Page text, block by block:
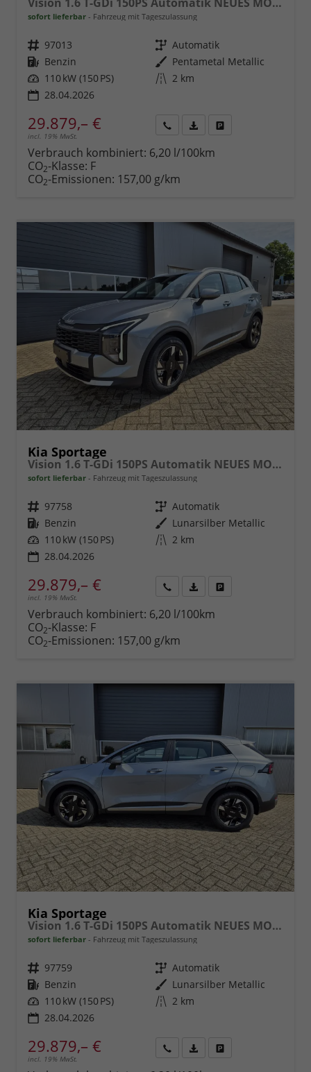
sofort lieferbar Fahrzeug mit Tageszulassung
Fahrzeugnr. 97013 Getriebe Automatik
Kraftstoff Benzin Außenfarbe Pentametal Metallic
Leistung 110 kW (150 PS) Kilometerstand 2 km
28.04.2026
29.879,– €
incl. 19% MwSt.
anfordern
Datei,
Verbrauch kombiniert: 6,20 l/100km
CO2-Klasse: F
CO2-Emissionen: 157,00 g/km
Kia Sportage
Vision 1.6 T-GDi 150PS Automatik NEUES MODELL MY26 FACELIFT Sitzheizung Lenkradheizung Klimaautomatik Navi Bluetooth Touchscreen Apple CarPlay Android Auto PDC v+h 17"LM Rückf.Kamera ACC 2x Keyless
sofort lieferbar Fahrzeug mit Tageszulassung
Fahrzeugnr. 97758 Getriebe Automatik
Kraftstoff Benzin Außenfarbe Lunarsilber Metallic
Leistung 110 kW (150 PS) Kilometerstand 2 km
28.04.2026
29.879,– €
incl. 19% MwSt.
anfordern
Datei,
Verbrauch kombiniert: 6,20 l/100km
CO2-Klasse: F
CO2-Emissionen: 157,00 g/km
Kia Sportage
Vision 1.6 T-GDi 150PS Automatik NEUES MODELL MY26 FACELIFT Sitzheizung Lenkradheizung Klimaautomatik Navi Bluetooth Touchscreen Apple CarPlay Android Auto PDC v+h 17"LM Rückf.Kamera ACC 2x Keyless
sofort lieferbar Fahrzeug mit Tageszulassung
Fahrzeugnr. 97759 Getriebe Automatik
Kraftstoff Benzin Außenfarbe Lunarsilber Metallic
Leistung 110 kW (150 PS) Kilometerstand 2 km
28.04.2026
29.879,– €
incl. 19% MwSt.